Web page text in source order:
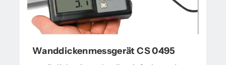
Wanddickenmessgerät CS 0495